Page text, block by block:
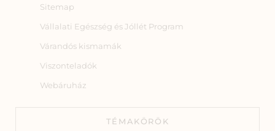
Sitemap
Vállalati Egészség és Jóllét Program
Várandós kismamák
Viszonteladók
Webáruház
TÉMAKÖRÖK